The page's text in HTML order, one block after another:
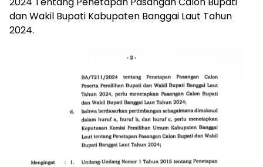
dan Wakil Bupati Kabupaten Banggai Laut Tahun
2024.